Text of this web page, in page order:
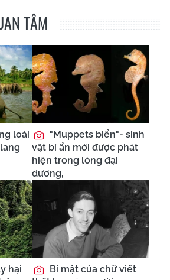
TÂM
loài
"Muppets biển"- sinh
vật bí ẩn mới được phát
hiện trong lòng đại
dương,
hại
Bí mật của chữ viết